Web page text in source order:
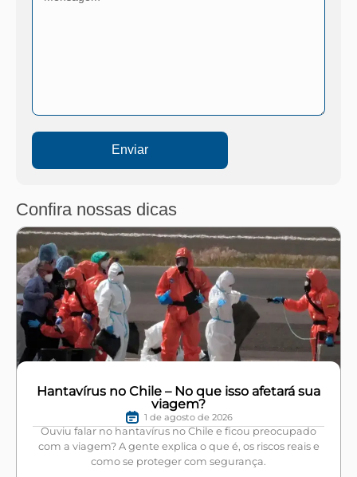
Enviar
Confira nossas dicas
Hantavírus no Chile – No que isso afetará sua
viagem?
1 de agosto de 2026
Ouviu falar no hantavírus no Chile e ficou preocupado
com a viagem? A gente explica o que é, os riscos reais e
como se proteger com segurança.